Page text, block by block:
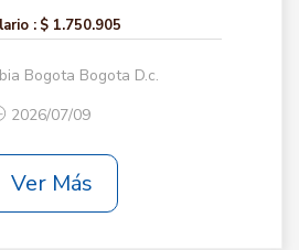
: $ 1.750.905
Bogota Bogota D.c.
2026/07/09
Ver Más